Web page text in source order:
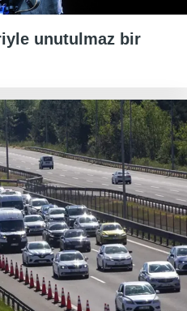
unutulmaz bir